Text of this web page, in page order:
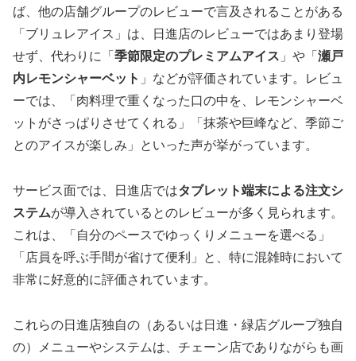
ば、他の店舗グループのレビューで言及されることがある
「ブリュレアイス」は、日進店のレビューではあまり登場
せず、代わりに「 季節限定のプレミアムアイス 」や「 瀬戸
内レモンシャーベット 」などが評価されています。レビュ
ーでは、「肉料理で重くなった口の中を、レモンシャーベ
ットがさっぱりさせてくれる」「抹茶や巨峰など、季節ご
とのアイスが楽しみ」といった声が挙がっています。
サービス面では、日進店ではタブレット端末による注文シ
ステムが導入されているとのレビューが多く見られます。
これは、「自分のペースでゆっくりメニューを選べる」
「店員を呼ぶ手間が省けて便利」と、特に混雑時において
非常に好意的に評価されています。
これらの日進店独自の（あるいは日進・緑店グループ独自
の）メニューやシステムは、チェーン店でありながらも画